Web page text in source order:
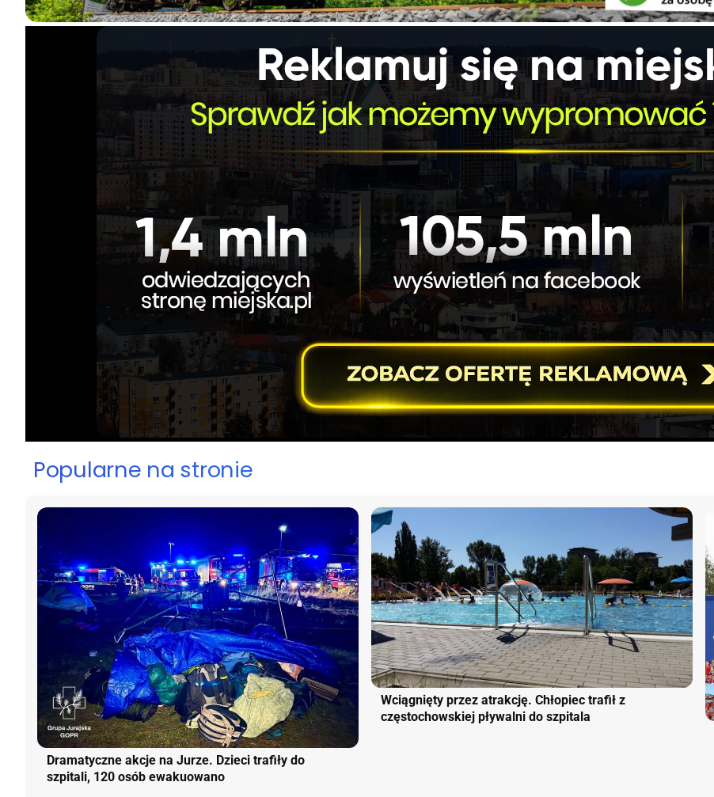
Popularne na stronie
Dramatyczne akcje na Jurze. Dzieci trafiły do
szpitali, 120 osób ewakuowano
Wciągnięty przez atrakcję. Chłopiec trafił z
częstochowskiej pływalni do szpitala